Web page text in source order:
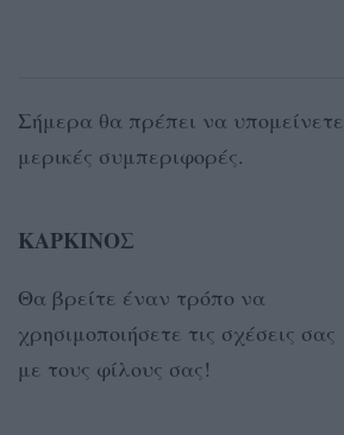
Σήμερα θα πρέπει να υπομείνετε
μερικές συμπεριφορές.
ΚΑΡΚΙΝΟΣ
Θα βρείτε έναν τρόπο να
χρησιμοποιήσετε τις σχέσεις σας
με τους φίλους σας!